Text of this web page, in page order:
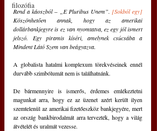
filozófia
Rend a káoszból ‒ „E Pluribus Unem”. [Sokból egy]
Köszönhetően annak, hogy az amerikai
dollárbankjegyre is ez van nyomtatva, ez egy jól ismert
jelszó. Egy piramis kíséri, amelynek csúcsába a
Mindent Látó Szem van beágyazva.
A globalista hatalmi komplexum törekvéseinek ennél
durvább szimbólumát nem is találhatnánk.
De bármennyire is ismerős, érdemes emlékeztetni
magunkat arra, hogy ez az üzenet azért került ilyen
szemtelenül az amerikai fizetőeszköz bankjegyére, mert
az ország bankbirodalmát arra tervezték, hogy a világ
átvételét és uralmát vezesse.